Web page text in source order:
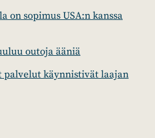
on sopimus USA:n kanssa
outoja ääniä
käynnistivät laajan